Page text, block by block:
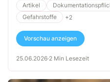
abgelegt, eine
sind sauber dokumentiert“,
selbstbewusst.
Artikel
Gefahrstoffe
+2
Vorschau anzeigen
25.06.2026·2 Min Lesezeit